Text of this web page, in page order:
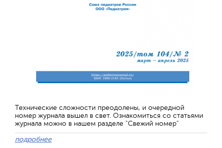
Технические сложности преодолены, и очередной
номер журнала вышел в свет. Ознакомиться со статьями
журнала можно в нашем разделе "Свежий номер"
подробнее